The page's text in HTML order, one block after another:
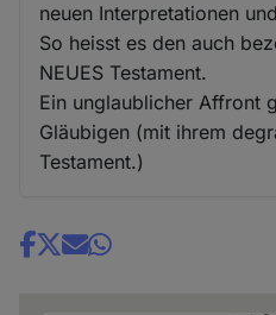
neuen Interpretationen
So heisst es den auch
NEUES Testament.
Ein unglaublicher Affront
Gläubigen (mit ihrem
Testament.)
Share